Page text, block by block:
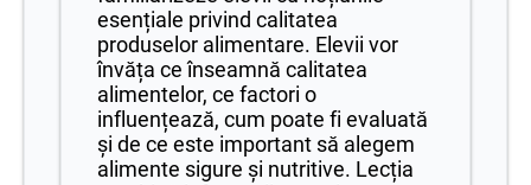
esențiale privind calitatea
produselor alimentare. Elevii vor
învăța ce înseamnă calitatea
alimentelor, ce factori o
influențează, cum poate fi evaluată
și de ce este important să alegem
alimente sigure și nutritive. Lecția